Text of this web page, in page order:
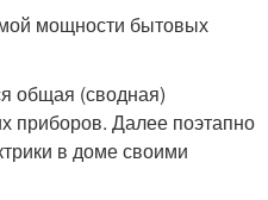
мощности бытовых
общая (сводная)
приборов. Далее поэтапно
в доме своими